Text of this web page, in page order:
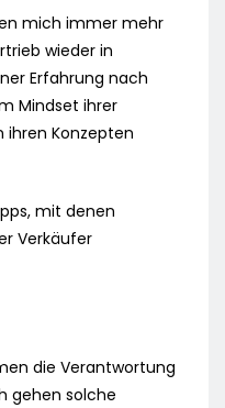
mich immer mehr
wieder in
Erfahrung nach
Mindset ihrer
ihren Konzepten
mit denen
Verkäufer
die Verantwortung
gehen solche